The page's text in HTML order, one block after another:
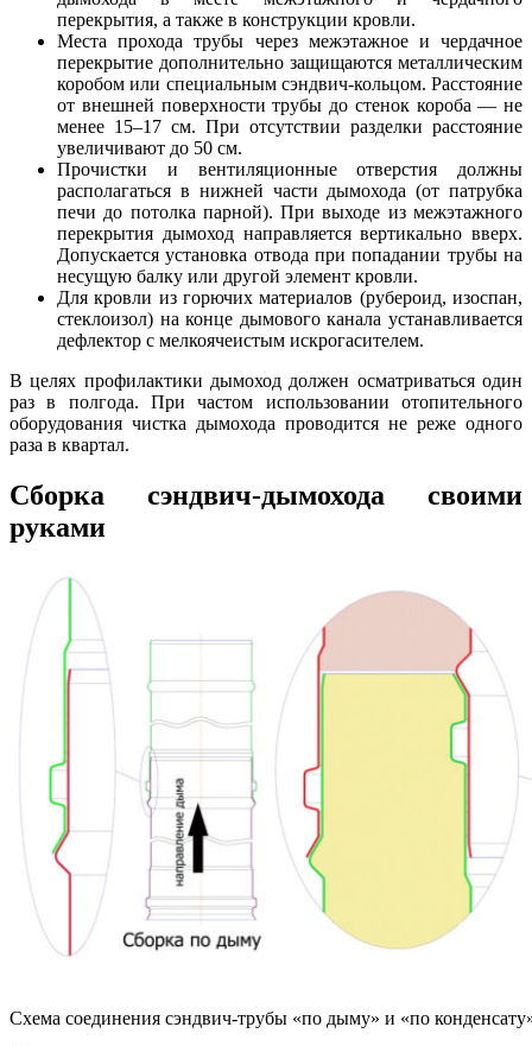
перекрытия, а также в конструкции кровли.
Места прохода трубы через межэтажное и чердачное
перекрытие дополнительно защищаются металлическим
коробом или специальным сэндвич-кольцом. Расстояние
от внешней поверхности трубы до стенок короба — не
менее 15–17 см. При отсутствии разделки расстояние
увеличивают до 50 см.
Прочистки и вентиляционные отверстия должны
располагаться в нижней части дымохода (от патрубка
печи до потолка парной). При выходе из межэтажного
перекрытия дымоход направляется вертикально вверх.
Допускается установка отвода при попадании трубы на
несущую балку или другой элемент кровли.
Для кровли из горючих материалов (рубероид, изоспан,
стеклоизол) на конце дымового канала устанавливается
дефлектор с мелкоячеистым искрогасителем.
В целях профилактики дымоход должен осматриваться один
раз в полгода. При частом использовании отопительного
оборудования чистка дымохода проводится не реже одного
раза в квартал.
Сборка сэндвич-дымохода своими
руками
Схема соединения сэндвич-трубы «по дыму» и «по